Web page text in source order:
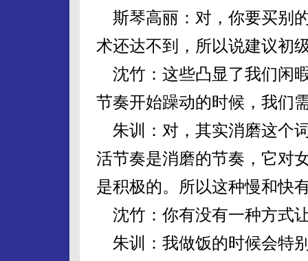
斯琴高丽：对，你要买别
术还达不到，所以说建议初
沈竹：这些凸显了我们闲
节奏开始躁动的时候，我们
朱训：对，其实消磨这个
活节奏是消磨的节奏，它对
是积极的。所以这种慢和快
沈竹：你有没有一种方式
朱训：我做饭的时候会特